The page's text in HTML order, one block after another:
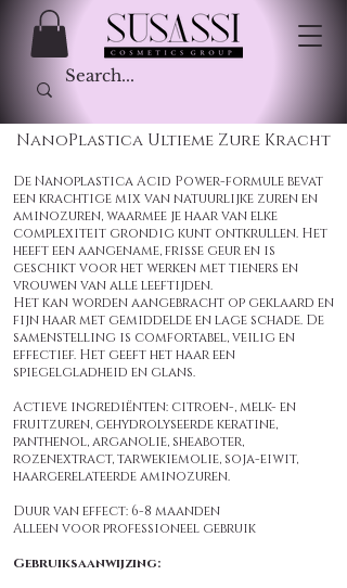
NanoPlastica Ultieme Zure Kracht
De Nanoplastica Acid Power-formule bevat
een krachtige mix van natuurlijke zuren en
aminozuren, waarmee je haar van elke
complexiteit grondig kunt ontkrullen. Het
heeft een aangename, frisse geur en is
geschikt voor het werken met tieners en
vrouwen van alle leeftijden.
Het kan worden aangebracht op geklaard en
fijn haar met gemiddelde en lage schade. De
samenstelling is comfortabel, veilig en
effectief. Het geeft het haar een
spiegelgladheid en glans.
Actieve ingrediënten: citroen-, melk- en
fruitzuren, gehydrolyseerde keratine,
panthenol, arganolie, sheaboter,
rozenextract, tarwekiemolie, soja-eiwit,
haargerelateerde aminozuren.
Duur van effect: 6-8 maanden
Alleen voor professioneel gebruik
Gebruiksaanwijzing: